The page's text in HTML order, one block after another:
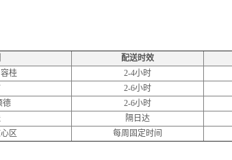
配送时效
桂 2-4小时
2-6小时
德 2-6小时
隔日达
区 每周固定时间